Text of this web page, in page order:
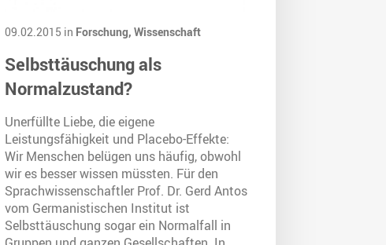
09.02.2015 in Forschung, Wissenschaft
Selbsttäuschung als
Normalzustand?
Unerfüllte Liebe, die eigene
Leistungsfähigkeit und Placebo-Effekte:
Wir Menschen belügen uns häufig, obwohl
wir es besser wissen müssten. Für den
Sprachwissenschaftler Prof. Dr. Gerd Antos
vom Germanistischen Institut ist
Selbsttäuschung sogar ein Normalfall in